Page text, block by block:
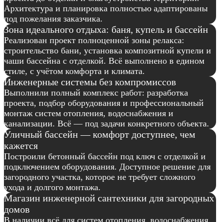
Архитектура и планировка полностью адаптированы
под пожелания заказчика.
Зона идеального отдыха: баня, купель и бассейн
Реализован проект полноценной зоны релакса:
строительство бани, установка композитной купели и
чаши бассейна с отделкой. Всё выполнено в едином
стиле, с учётом комфорта и климата.
Инженерные системы без компромиссов
Выполнили полный комплекс работ: разработка
проекта, подбор оборудования и профессиональный
монтаж систем отопления, водоснабжения и
канализации. Всё — под задачи конкретного объекта.
Уличный бассейн — комфорт доступнее, чем
кажется
Построили бетонный бассейн под ключ с отделкой и
подключением оборудования. Доступное решение для
загородного участка, которое не требует сложного
ухода и долгого монтажа.
Магазин инженерной сантехники для загородных
домов